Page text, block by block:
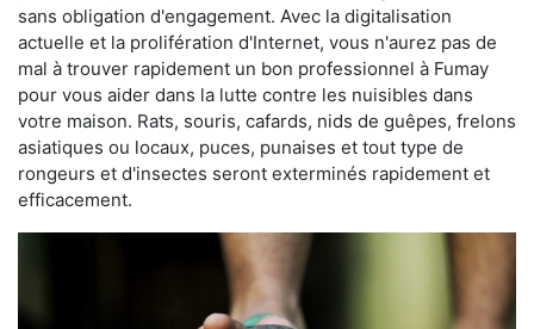
sans obligation d'engagement. Avec la digitalisation
actuelle et la prolifération d'Internet, vous n'aurez pas de
mal à trouver rapidement un bon professionnel à Fumay
pour vous aider dans la lutte contre les nuisibles dans
votre maison. Rats, souris, cafards, nids de guêpes, frelons
asiatiques ou locaux, puces, punaises et tout type de
rongeurs et d'insectes seront exterminés rapidement et
efficacement.